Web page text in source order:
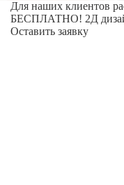
Для наших клиентов
БЕСПЛАТНО! 2Д
Оставить заявку